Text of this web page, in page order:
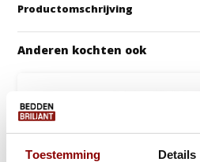
Toestemming Details
Productomschrijving
Anderen kochten ook